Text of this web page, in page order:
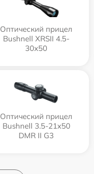
Оптический прицел
Bushnell XRSII 4.5-
30x50
Оптический прицел
Bushnell 3.5-21x50
DMR II G3